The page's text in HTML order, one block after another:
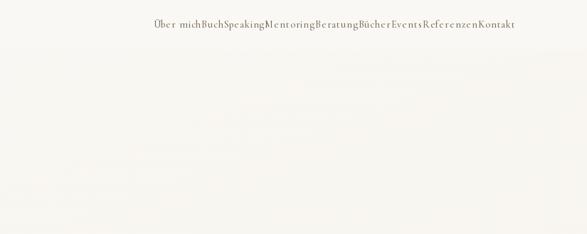
Über michBuchSpeakingMentoringBeratungBücherEventsReferenzenKontakt